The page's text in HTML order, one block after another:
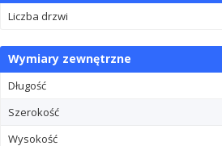
Liczba drzwi
Wymiary zewnętrzne
Długość
Szerokość
Wysokość